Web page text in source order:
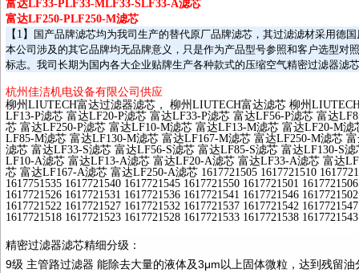
富达LF33-PLF33-MLF33-SLF33-A滤芯
富达LF250-PLF250-M滤芯
【 1 】
国产品牌滤芯均为我司生产的替代原厂品牌滤芯，其过滤滤材采用德
本公司涉及的其它品牌均无品牌意义，只是作为产品型号参照和客户选型对
标志。我司长期为国内各大企业贴牌生产各种款式的压缩空气精密过滤器滤
杭州佳洁机电设备有限公司供应
柳州 LIUTECH富达过滤器滤芯， 柳州 LIUTECH富达滤芯 柳州
LF13-P滤芯 富达LF20-P滤芯 富达LF33-P滤芯 富达LF56-P滤芯 富达
芯 富达LF250-P滤芯 富达LF10-M滤芯 富达LF13-M滤芯 富达LF20-M滤
LF85-M滤芯 富达LF130-M滤芯 富达LF167-M滤芯 富达LF250-M滤芯
滤芯 富达LF33-S滤芯 富达LF56-S滤芯 富达LF85-S滤芯 富达LF130-S滤
LF10-A滤芯 富达LF13-A滤芯 富达LF20-A滤芯 富达LF33-A滤芯 富达
芯 富达LF167-A滤芯 富达LF250-A滤芯 1617721505 1617721510
1617751535 1617721540 1617721545 1617721550 1617721501
1617721526 1617721531 1617721536 1617721541 1617721546
1617721522 1617721527 1617721532 1617721537 1617721542
1617721518 1617721523 1617721528 1617721533 1617721538
精密过滤器滤芯精细分级：
9级 主管路过滤器 能除去大量的液体及3μm以上固体微粒，达到残留油